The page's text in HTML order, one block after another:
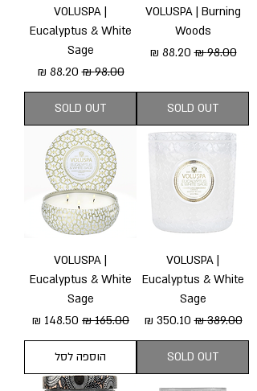
VOLUSPA | Burning
Woods
מחיר רגיל‏98.00 ‏₪ מחיר מבצע
SOLD OUT
VOLUSPA |
Eucalyptus & White
Sage
מחיר רגיל‏98.00 ‏₪ מחיר מבצע
SOLD OUT
VOLUSPA |
Eucalyptus & White
Sage
מחיר רגיל‏389.00 ‏₪ מחיר מבצע
SOLD OUT
VOLUSPA |
Eucalyptus & White
Sage
מחיר רגיל מחיר מבצע
הוספה לסל